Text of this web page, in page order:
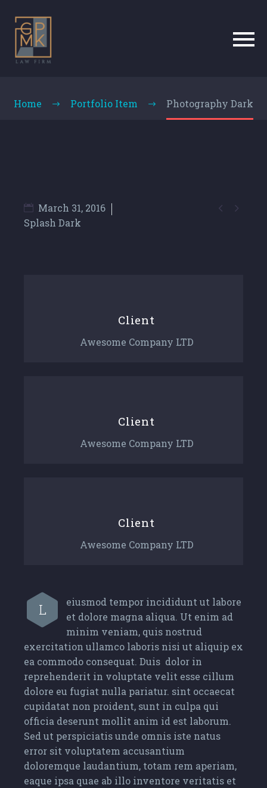
Home Portfolio Item Photography Dark
 
March 31, 2016
Splash Dark
Client
Awesome Company LTD
Client
Awesome Company LTD
Client
Awesome Company LTD
L
eiusmod tempor incididunt ut labore
et dolore magna aliqua. Ut enim ad
minim veniam, quis nostrud
exercitation ullamco laboris nisi ut aliquip ex
ea commodo consequat. Duis dolor in
reprehenderit in voluptate velit esse cillum
dolore eu fugiat nulla pariatur. sint occaecat
cupidatat non proident, sunt in culpa qui
officia deserunt mollit anim id est laborum.
Sed ut perspiciatis unde omnis iste natus
error sit voluptatem accusantium
doloremque laudantium, totam rem aperiam,
eaque ipsa quae ab illo inventore veritatis et